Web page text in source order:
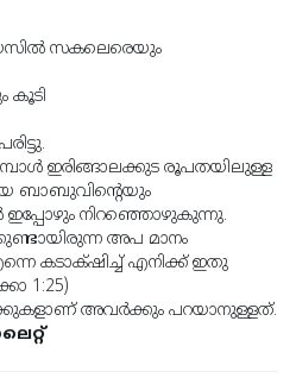
സകലെരെയും
ഇരിങ്ങാലക്കുട രൂപതയിലുള്ള
ബാബുവിൻ്റെയും
ഇപ്പോഴും നിറഞ്ഞൊഴുകുന്നു.
അപ മാനം
കടാക്‌ഷിച്ച്‌ എനിക്ക്‌ ഇതു
1:25)
അവർക്കും പറയാനുള്ളത്.